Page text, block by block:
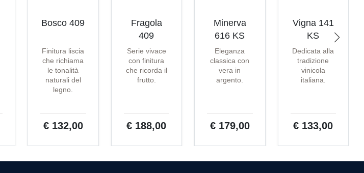
Bosco 409
Finitura liscia
che richiama
le tonalità
naturali del
legno.
€ 132,00
Fragola
409
Serie vivace
con finitura
che ricorda il
frutto.
€ 188,00
Minerva
616 KS
Eleganza
classica con
vera in
argento.
€ 179,00
Vigna 141
KS
Dedicata alla
tradizione
vinicola
italiana.
€ 133,00